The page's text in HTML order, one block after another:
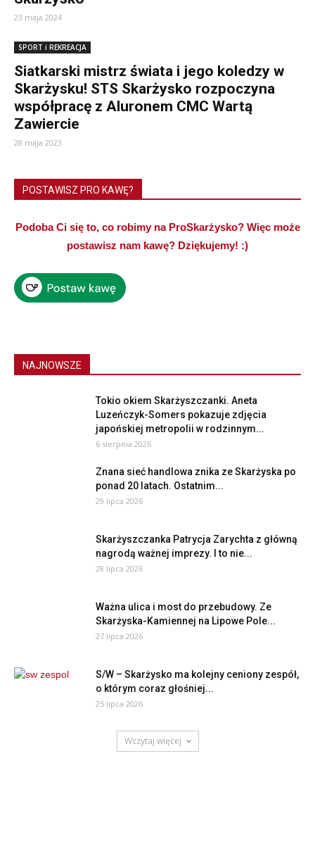
23 maja 2024
SPORT i REKREACJA
Siatkarski mistrz świata i jego koledzy w
Skarżysku! STS Skarżysko rozpoczyna
współpracę z Aluronem CMC Wartą
Zawiercie
28 maja 2023
POSTAWISZ PRO KAWĘ?
Podoba Ci się to, co robimy na ProSkarżysko? Więc może
postawisz nam kawę? Dziękujemy! :)
NAJNOWSZE
Tokio okiem Skarżyszczanki. Aneta
Luzeńczyk-Somers pokazuje zdjęcia
japońskiej metropolii w rodzinnym...
6 sierpnia 2026
Znana sieć handlowa znika ze Skarżyska po
ponad 20 latach. Ostatnim...
29 lipca 2026
Skarżyszczanka Patrycja Zarychta z główną
nagrodą ważnej imprezy. I to nie...
28 lipca 2026
Ważna ulica i most do przebudowy. Ze
Skarżyska-Kamiennej na Lipowe Pole...
27 lipca 2026
S/W – Skarżysko ma kolejny ceniony zespół,
o którym coraz głośniej...
25 lipca 2026
Wczytaj więcej